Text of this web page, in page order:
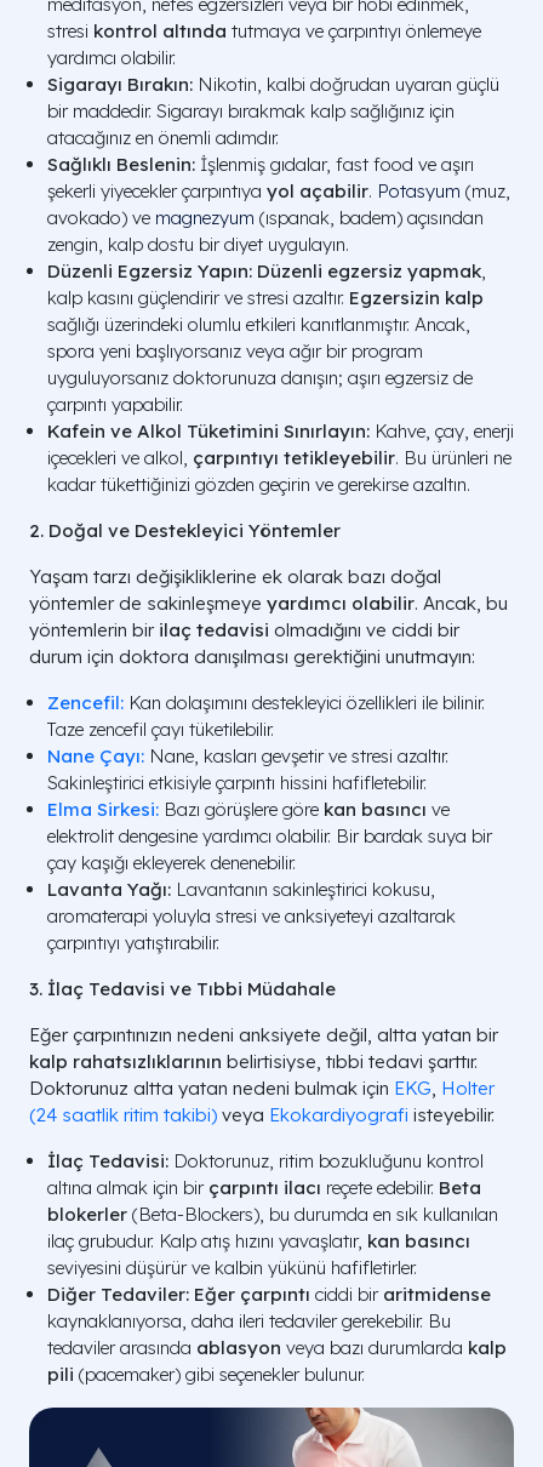
meditasyon, nefes egzersizleri veya bir hobi edinmek,
stresi kontrol altında tutmaya ve çarpıntıyı önlemeye
yardımcı olabilir.
Sigarayı Bırakın: Nikotin, kalbi doğrudan uyaran güçlü
bir maddedir. Sigarayı bırakmak kalp sağlığınız için
atacağınız en önemli adımdır.
Sağlıklı Beslenin: İşlenmiş gıdalar, fast food ve aşırı
şekerli yiyecekler çarpıntıya yol açabilir. Potasyum (muz,
avokado) ve magnezyum (ıspanak, badem) açısından
zengin, kalp dostu bir diyet uygulayın.
Düzenli Egzersiz Yapın: Düzenli egzersiz yapmak,
kalp kasını güçlendirir ve stresi azaltır. Egzersizin kalp
sağlığı üzerindeki olumlu etkileri kanıtlanmıştır. Ancak,
spora yeni başlıyorsanız veya ağır bir program
uyguluyorsanız doktorunuza danışın; aşırı egzersiz de
çarpıntı yapabilir.
Kafein ve Alkol Tüketimini Sınırlayın: Kahve, çay, enerji
içecekleri ve alkol, çarpıntıyı tetikleyebilir. Bu ürünleri ne
kadar tükettiğinizi gözden geçirin ve gerekirse azaltın.
2. Doğal ve Destekleyici Yöntemler
Yaşam tarzı değişikliklerine ek olarak bazı doğal
yöntemler de sakinleşmeye yardımcı olabilir. Ancak, bu
yöntemlerin bir ilaç tedavisi olmadığını ve ciddi bir
durum için doktora danışılması gerektiğini unutmayın:
Zencefil: Kan dolaşımını destekleyici özellikleri ile bilinir.
Taze zencefil çayı tüketilebilir.
Nane Çayı: Nane, kasları gevşetir ve stresi azaltır.
Sakinleştirici etkisiyle çarpıntı hissini hafifletebilir.
Elma Sirkesi: Bazı görüşlere göre kan basıncı ve
elektrolit dengesine yardımcı olabilir. Bir bardak suya bir
çay kaşığı ekleyerek denenebilir.
Lavanta Yağı: Lavantanın sakinleştirici kokusu,
aromaterapi yoluyla stresi ve anksiyeteyi azaltarak
çarpıntıyı yatıştırabilir.
3. İlaç Tedavisi ve Tıbbi Müdahale
Eğer çarpıntınızın nedeni anksiyete değil, altta yatan bir
kalp rahatsızlıklarının belirtisiyse, tıbbi tedavi şarttır.
Doktorunuz altta yatan nedeni bulmak için EKG, Holter
(24 saatlik ritim takibi) veya Ekokardiyografi isteyebilir.
İlaç Tedavisi: Doktorunuz, ritim bozukluğunu kontrol
altına almak için bir çarpıntı ilacı reçete edebilir. Beta
blokerler (Beta-Blockers), bu durumda en sık kullanılan
ilaç grubudur. Kalp atış hızını yavaşlatır, kan basıncı
seviyesini düşürür ve kalbin yükünü hafifletirler.
Diğer Tedaviler: Eğer çarpıntı ciddi bir aritmidense
kaynaklanıyorsa, daha ileri tedaviler gerekebilir. Bu
tedaviler arasında ablasyon veya bazı durumlarda kalp
pili (pacemaker) gibi seçenekler bulunur.